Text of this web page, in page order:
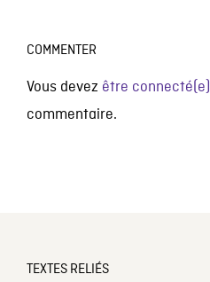
COMMENTER
Vous devez être connecté(e)
commentaire.
TEXTES RELIÉS